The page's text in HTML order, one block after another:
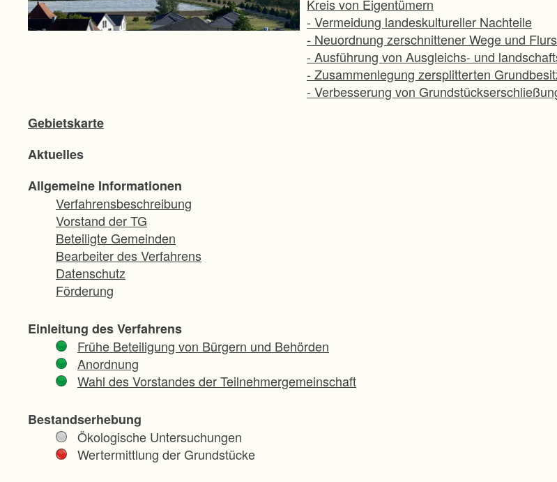
Kreis von Eigentümern
- Vermeidung landeskultureller Nachteile
- Neuordnung zerschnittener Wege und
- Ausführung von Ausgleichs- und
- Zusammenlegung zersplitterten
- Verbesserung von
Gebietskarte
Aktuelles
Allgemeine Informationen
Verfahrensbeschreibung
Vorstand der TG
Beteiligte Gemeinden
Bearbeiter des Verfahrens
Datenschutz
Förderung
Einleitung des Verfahrens
Frühe Beteiligung von Bürgern und Behörden
Anordnung
Wahl des Vorstandes der Teilnehmergemeinschaft
Bestandserhebung
Ökologische Untersuchungen
Wertermittlung der Grundstücke